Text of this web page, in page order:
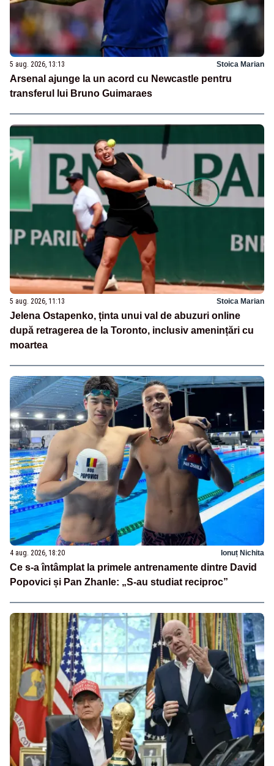
5 aug. 2026, 13:13 Stoica Marian
Arsenal ajunge la un acord cu Newcastle pentru
transferul lui Bruno Guimaraes
5 aug. 2026, 11:13 Stoica Marian
Jelena Ostapenko, ținta unui val de abuzuri online
după retragerea de la Toronto, inclusiv amenințări cu
moartea
4 aug. 2026, 18:20 Ionuț Nichita
Ce s-a întâmplat la primele antrenamente dintre David
Popovici și Pan Zhanle: „S-au studiat reciproc”